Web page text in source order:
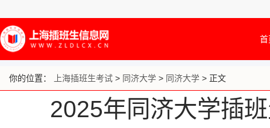
首
你的位置： 上海插班生考试 > 同济大学 > 同济大学 > 正文
2025年同济大学插